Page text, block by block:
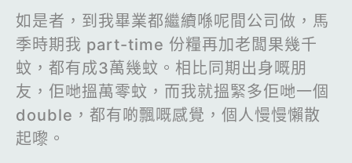
如是者，到我畢業都繼續喺呢間公司做，馬
季時期我 part-time 份糧再加老闆果幾千
蚊，都有成3萬幾蚊。相比同期出身嘅朋
友，佢哋搵萬零蚊，而我就搵緊多佢哋一個
double，都有啲飄嘅感覺，個人慢慢懶散
起嚟。